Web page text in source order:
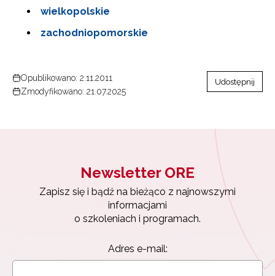
wielkopolskie
zachodniopomorskie
Opublikowano: 2.11.2011
Zmodyfikowano: 21.07.2025
Udostępnij
Newsletter ORE
Zapisz się i bądź na bieżąco z najnowszymi
informacjami
o szkoleniach i programach.
Adres e-mail: